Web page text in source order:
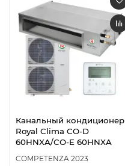
Канальный кондиционер
Royal Clima CO-D
60HNXA/CO-E 60HNXA
COMPETENZA 2023